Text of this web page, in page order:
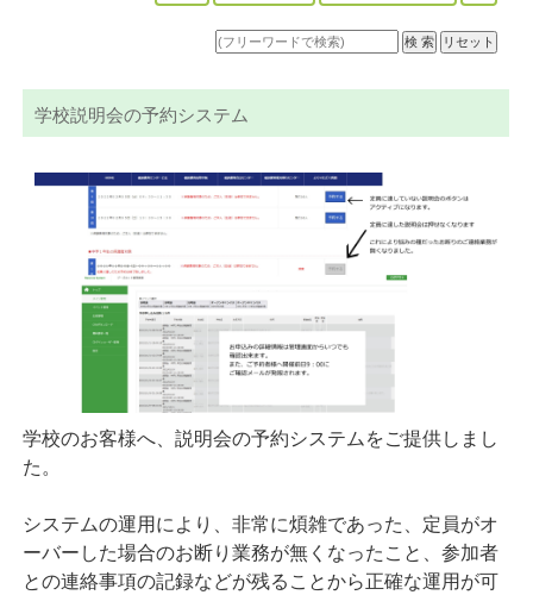
学校説明会の予約システム
学校のお客様へ、説明会の予約システムをご提供しまし
た。
システムの運用により、非常に煩雑であった、定員がオ
ーバーした場合のお断り業務が無くなったこと、参加者
との連絡事項の記録などが残ることから正確な運用が可